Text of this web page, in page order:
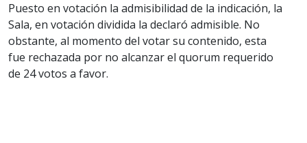
Puesto en votación la admisibilidad de la indicación, la
Sala, en votación dividida la declaró admisible. No
obstante, al momento del votar su contenido, esta
fue rechazada por no alcanzar el quorum requerido
de 24 votos a favor.